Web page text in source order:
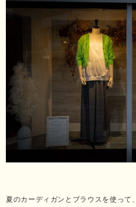
夏のカーディガンとブラウスを使って、